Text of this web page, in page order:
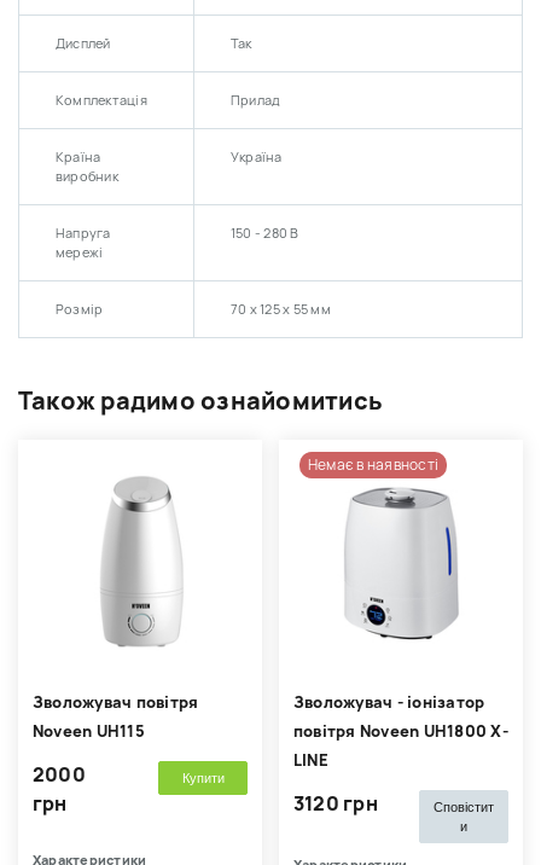
Дисплей Так
Комплектація Прилад
Країна
виробник
Україна
Напруга
мережі
150 - 280 В
Розмір 70 х 125 х 55 мм
Також радимо ознайомитись
Зволожувач повітря
Noveen UH115
2000
грн
Купити
Характеристики
Немає в наявності
Зволожувач - іонізатор
повітря Noveen UH1800 X-
LINE
3120 грн
Сповістит
и